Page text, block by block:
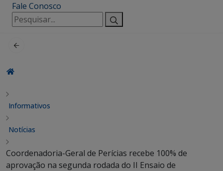
Fale Conosco
Pesquisar
por:
Informativos
Notícias
Coordenadoria-Geral de Perícias recebe 100% de
aprovação na segunda rodada do II Ensaio de